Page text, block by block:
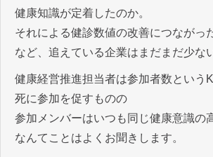
健康知識が定着したのか。
それによる健診数値の改善につながっ
など、追えている企業はまだまだ少な
健康経営推進担当者は参加者数という
死に参加を促すものの
参加メンバーはいつも同じ健康意識の
なんてことはよくお聞きします。